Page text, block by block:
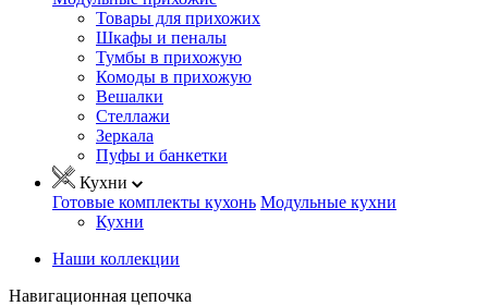
Товары для прихожих
Шкафы и пеналы
Тумбы в прихожую
Комоды в прихожую
Вешалки
Стеллажи
Зеркала
Пуфы и банкетки
Кухни
Готовые комплекты кухонь Модульные кухни
Кухни
Наши коллекции
Навигационная цепочка